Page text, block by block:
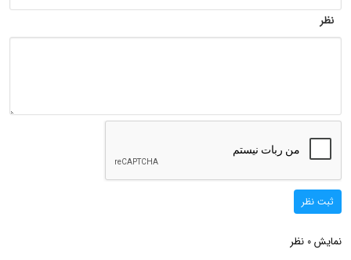
نظر
ثبت نظر
نمایش 0 نظر